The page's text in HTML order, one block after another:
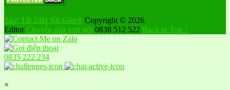
Taxi Tải 24H Sài Gòn® Copyright © 2026.
Editor Chuyển nhà trọn gói 0838 512 522 Back to Top ↑
0835 222 234
×